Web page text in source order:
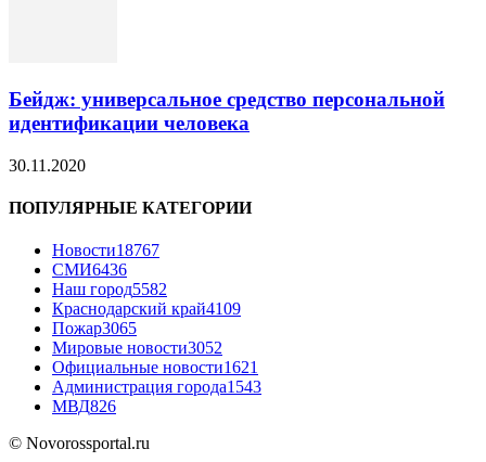
Бейдж: универсальное средство персональной
идентификации человека
30.11.2020
ПОПУЛЯРНЫЕ КАТЕГОРИИ
Новости18767
СМИ6436
Наш город5582
Краснодарский край4109
Пожар3065
Мировые новости3052
Официальные новости1621
Администрация города1543
МВД826
© Novorossportal.ru